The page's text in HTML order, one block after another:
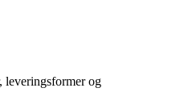
leveringsformer og